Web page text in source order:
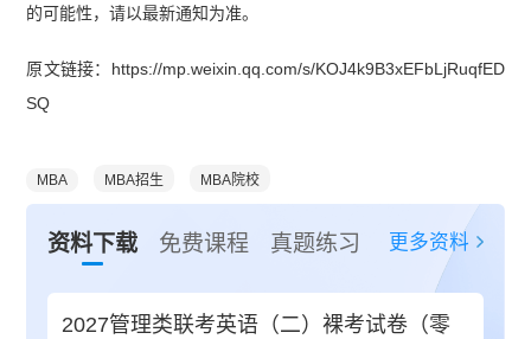
的可能性，请以最新通知为准。
原文链接：https://mp.weixin.qq.com/s/KOJ4k9B3xEFbLjRuqfED
SQ
MBA MBA招生 MBA院校
资料下载 免费课程 真题练习 更多资料
2027管理类联考英语（二）裸考试卷（零